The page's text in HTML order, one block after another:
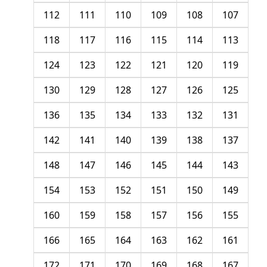
107
108
109
110
111
112
113
114
115
116
117
118
119
120
121
122
123
124
125
126
127
128
129
130
131
132
133
134
135
136
137
138
139
140
141
142
143
144
145
146
147
148
149
150
151
152
153
154
155
156
157
158
159
160
161
162
163
164
165
166